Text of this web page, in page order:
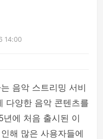
14:00
음악 스트리밍 서비
다양한 음악 콘텐츠를
에 처음 출시된 이
해 많은 사용자들에